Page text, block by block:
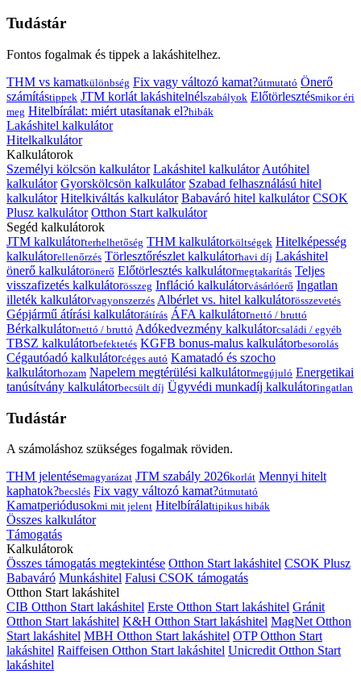
Tudástár
Fontos fogalmak és tippek a lakáshitelhez.
THM vs kamatkülönbség Fix vagy változó kamat?útmutató Önerő
számítástippek JTM korlát lakáshitelnélszabályok Előtörlesztésmikor éri
meg Hitelbírálat: miért utasítanak el?hibák
Lakáshitel kalkulátor
Hitelkalkulátor
Kalkulátorok
Személyi kölcsön kalkulátor Lakáshitel kalkulátor Autóhitel
kalkulátor Gyorskölcsön kalkulátor Szabad felhasználású hitel
kalkulátor Hitelkiváltás kalkulátor Babaváró hitel kalkulátor CSOK
Plusz kalkulátor Otthon Start kalkulátor
Segéd kalkulátorok
JTM kalkulátorterhelhetőség THM kalkulátorköltségek Hitelképesség
kalkulátorellenőrzés Törlesztőrészlet kalkulátorhavi díj Lakáshitel
önerő kalkulátorönerő Előtörlesztés kalkulátormegtakarítás Teljes
visszafizetés kalkulátorösszeg Infláció kalkulátorvásárlóerő Ingatlan
illeték kalkulátorvagyonszerzés Albérlet vs. hitel kalkulátorösszevetés
Gépjármű átírási kalkulátorátírás ÁFA kalkulátornettó / bruttó
Bérkalkulátornettó / bruttó Adókedvezmény kalkulátorcsaládi / egyéb
TBSZ kalkulátorbefektetés KGFB bonus-malus kalkulátorbesorolás
Cégautóadó kalkulátorcéges autó Kamatadó és szocho
kalkulátorhozam Napelem megtérülési kalkulátormegújuló Energetikai
tanúsítvány kalkulátorbecsült díj Ügyvédi munkadíj kalkulátoringatlan
Tudástár
A számoláshoz szükséges fogalmak röviden.
THM jelentésemagyarázat JTM szabály 2026korlát Mennyi hitelt
kaphatok?becslés Fix vagy változó kamat?útmutató
Kamatperiódusokmi mit jelent Hitelbírálattipikus hibák
Összes kalkulátor
Támogatás
Kalkulátorok
Összes támogatás megtekintése Otthon Start lakáshitel CSOK Plusz
Babaváró Munkáshitel Falusi CSOK támogatás
Otthon Start lakáshitel
CIB Otthon Start lakáshitel Erste Otthon Start lakáshitel Gránit
Otthon Start lakáshitel K&H Otthon Start lakáshitel MagNet Otthon
Start lakáshitel MBH Otthon Start lakáshitel OTP Otthon Start
lakáshitel Raiffeisen Otthon Start lakáshitel Unicredit Otthon Start
lakáshitel